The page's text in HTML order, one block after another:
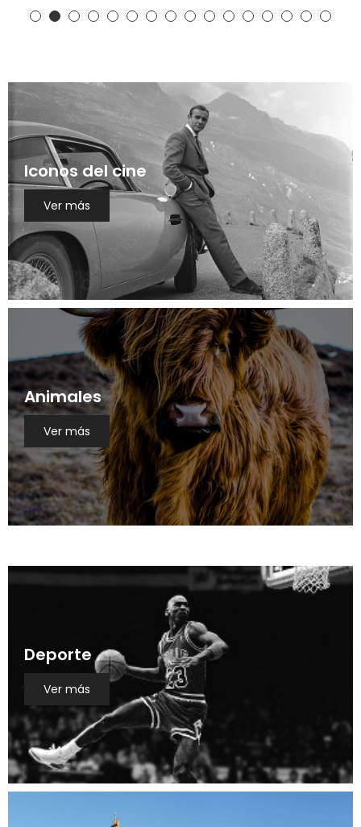
Iconos del cine
Ver más
Animales
Ver más
Deporte
Ver más